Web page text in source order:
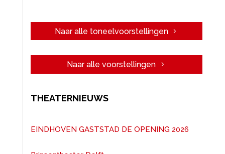
Naar alle toneelvoorstellingen
Naar alle voorstellingen
THEATERNIEUWS
EINDHOVEN GASTSTAD DE OPENING 2026